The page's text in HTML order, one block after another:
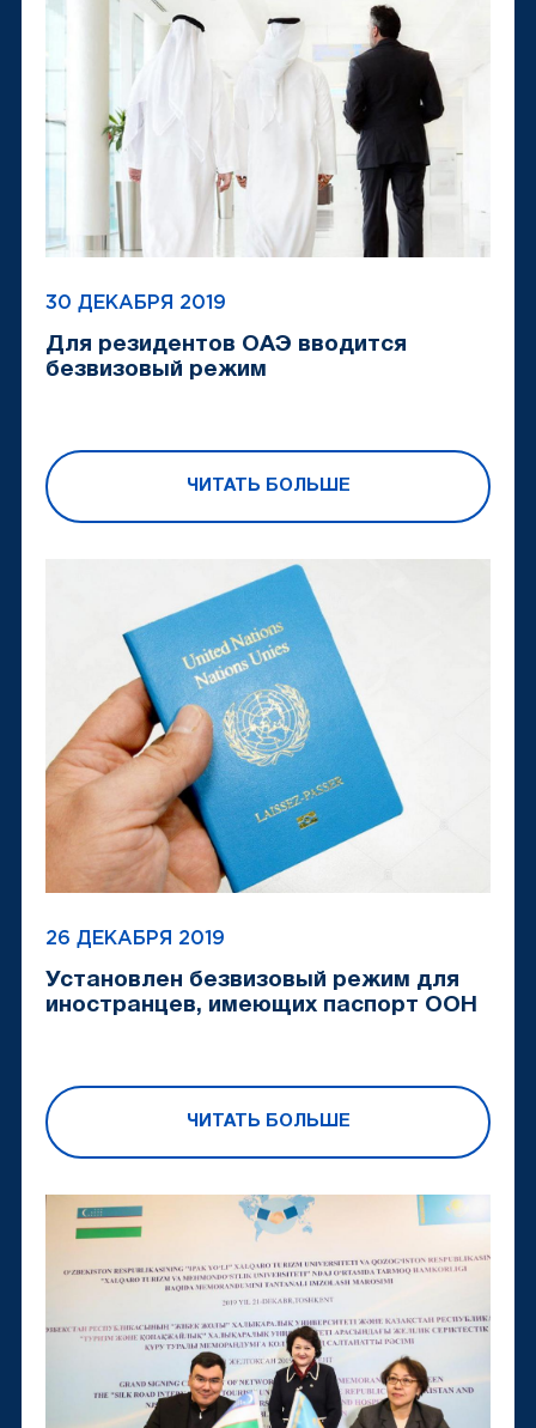
30 ДЕКАБРЯ 2019
Для резидентов ОАЭ вводится
безвизовый режим
ЧИТАТЬ БОЛЬШЕ
26 ДЕКАБРЯ 2019
Установлен безвизовый режим для
иностранцев, имеющих паспорт ООН
ЧИТАТЬ БОЛЬШЕ